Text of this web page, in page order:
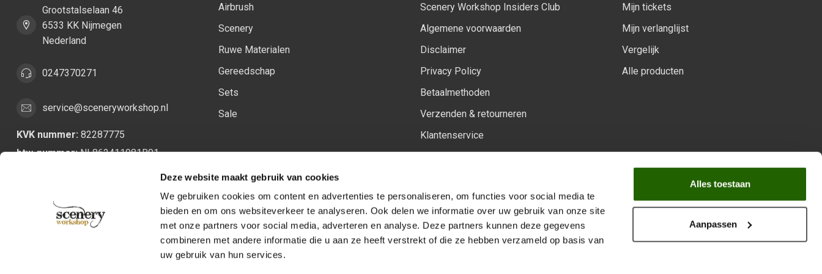
Deze website maakt gebruik van cookies
We gebruiken cookies om content en advertenties te personaliseren, om functies voor social media te
bieden en om ons websiteverkeer te analyseren. Ook delen we informatie over uw gebruik van onze site
met onze partners voor social media, adverteren en analyse. Deze partners kunnen deze gegevens
combineren met andere informatie die u aan ze heeft verstrekt of die ze hebben verzameld op basis van
uw gebruik van hun services.
Alles toestaan
Aanpassen
Grootstalselaan 46
6533 KK Nijmegen
Nederland
0247370271
service@sceneryworkshop.nl
KVK nummer: 82287775
btw-nummer:NL862411981B01
Airbrush
Scenery
Ruwe Materialen
Gereedschap
Sets
Sale
Scenery Workshop Insiders Club
Algemene voorwaarden
Disclaimer
Privacy Policy
Betaalmethoden
Verzenden & retourneren
Klantenservice
Mijn tickets
Mijn verlanglijst
Vergelijk
Alle producten
Volg ons op:
Facebook
YoutubeInstagram